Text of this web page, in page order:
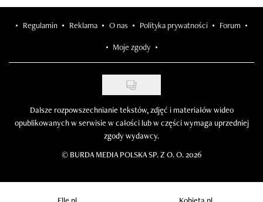
Regulamin Reklama O nas Polityka prywatności Forum
Moje zgody
Dalsze rozpowszechnianie tekstów, zdjęć i materiałów wideo
opublikowanych w serwisie w całości lub w części wymaga uprzedniej
zgody wydawcy.
© BURDA MEDIA POLSKA SP. Z O. O. 2026